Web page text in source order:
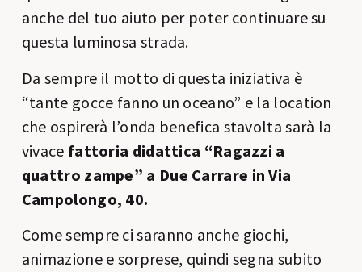
anche del tuo aiuto per poter continuare su
questa luminosa strada.
Da sempre il motto di questa iniziativa è
“tante gocce fanno un oceano” e la location
che ospirerà l’onda benefica stavolta sarà la
vivace fattoria didattica “Ragazzi a
quattro zampe” a Due Carrare in Via
Campolongo, 40.
Come sempre ci saranno anche giochi,
animazione e sorprese, quindi segna subito